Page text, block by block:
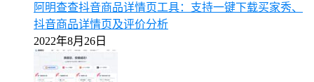
阿明查查抖音商品详情页工具：支持一键下载买家秀、
抖音商品详情页及评价分析
2022年8月26日